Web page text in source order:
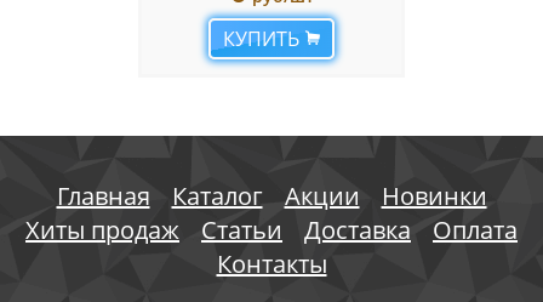
КУПИТЬ
Главная Каталог Акции
Новинки
Хиты продаж
Статьи Доставка
Оплата
Контакты